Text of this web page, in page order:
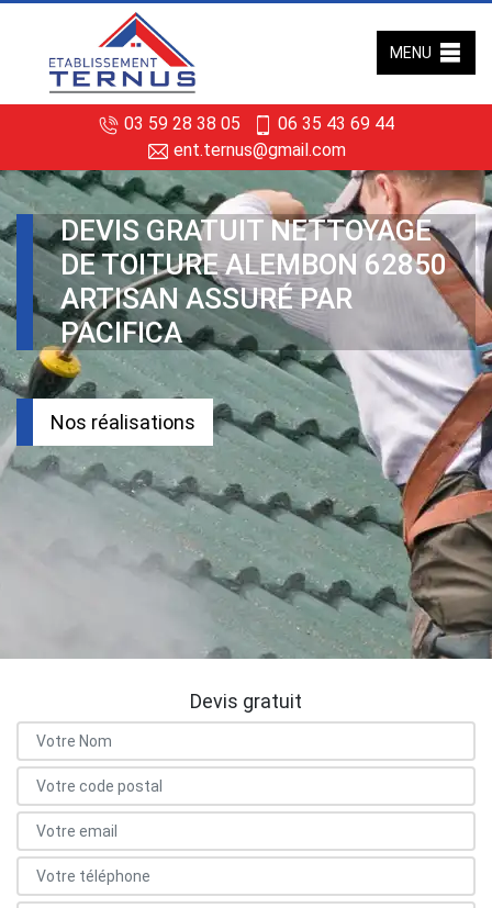
03 59 28 38 05
06 35 43 69 44
ent.ternus@gmail.com
MENU
DEVIS GRATUIT NETTOYAGE
DE TOITURE ALEMBON 62850
ARTISAN ASSURÉ PAR
PACIFICA
Nos réalisations
Devis gratuit